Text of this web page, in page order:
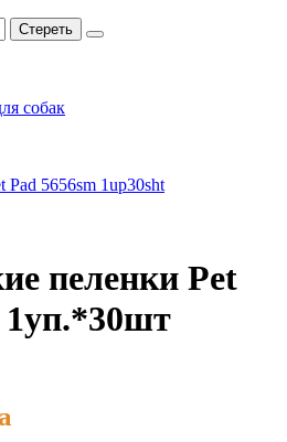
Стереть
собак
пеленки Pet
1уп.*30шт